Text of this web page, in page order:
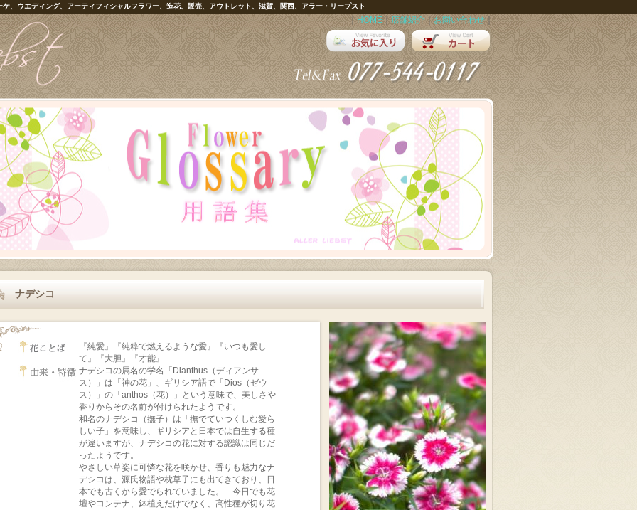
ケ、ウエディング、アーティフィシャルフラワー、造花、販売、アウトレット、滋賀、関西、アラー・リープスト
｜ HOME｜ 店舗紹介 ｜お問い合わせ｜
ナデシコ
『純愛』『純粋で燃えるような愛』『いつも愛し
て』『大胆』『才能』
ナデシコの属名の学名「Dianthus（ディアンサ
ス）」は「神の花」、ギリシア語で「Dios（ゼウ
ス）」の「anthos（花）」という意味で、美しさや
香りからその名前が付けられたようです。
和名のナデシコ（撫子）は「撫でていつくしむ愛ら
しい子」を意味し、ギリシアと日本では自生する種
が違いますが、ナデシコの花に対する認識は同じだ
ったようです。
やさしい草姿に可憐な花を咲かせ、香りも魅力なナ
デシコは、源氏物語や枕草子にも出てきており、日
本でも古くから愛でられていました。 今日でも花
壇やコンテナ、鉢植えだけでなく、高性種が切り花